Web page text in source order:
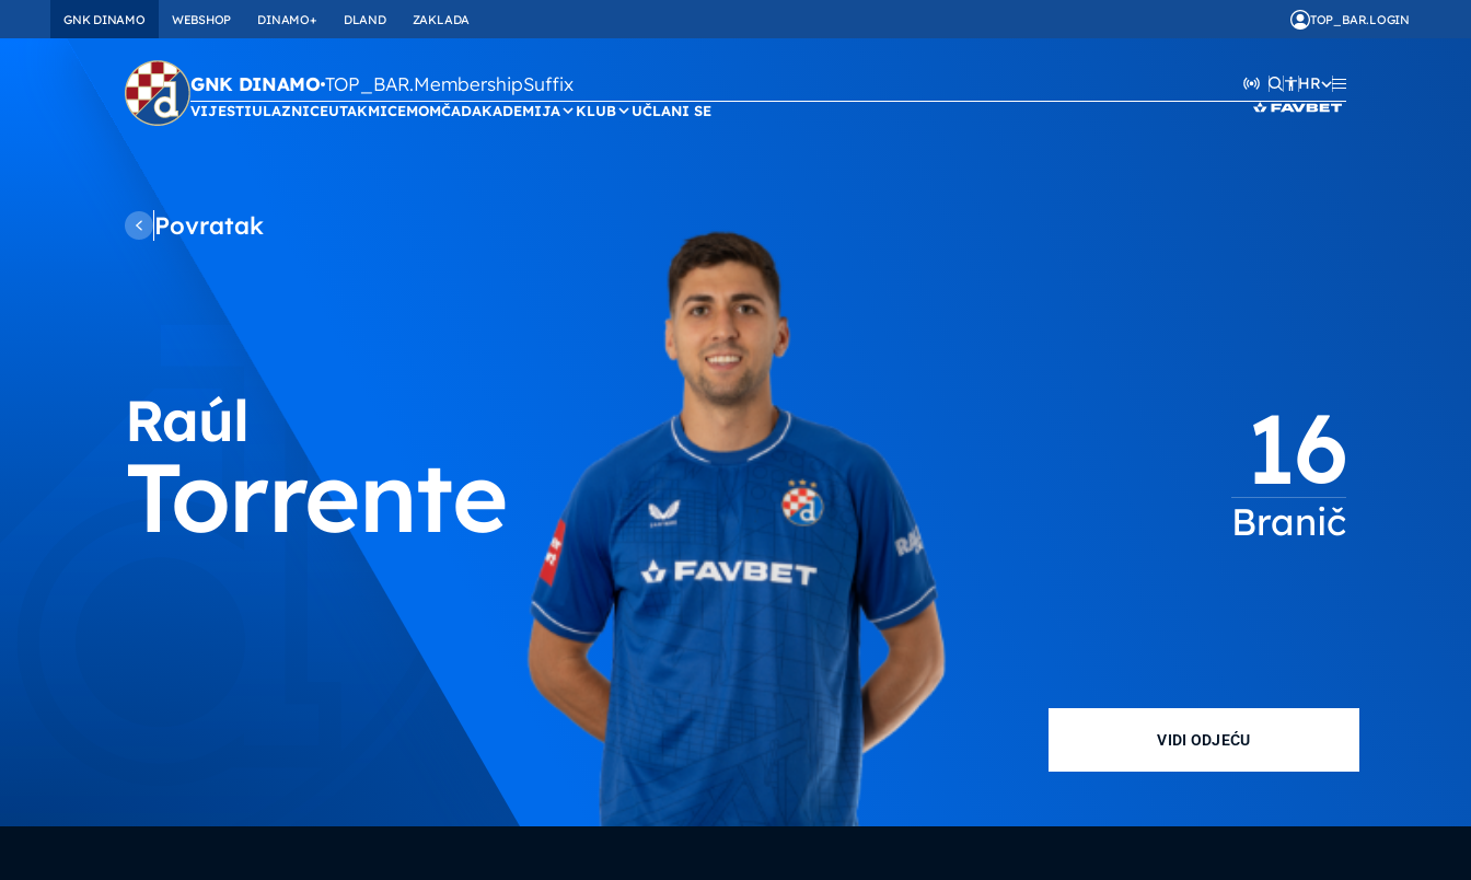
GNK DINAMO WEBSHOP DINAMO+ DLAND ZAKLADA TOP_BAR.LOGIN
GNK DINAMO TOP_BAR.MembershipSuffix HR
VIJESTIULAZNICEUTAKMICEMOMČADAKADEMIJA KLUB UČLANI SE
Povratak
Raúl
Torrente 16
Branič
VIDI ODJEĆU